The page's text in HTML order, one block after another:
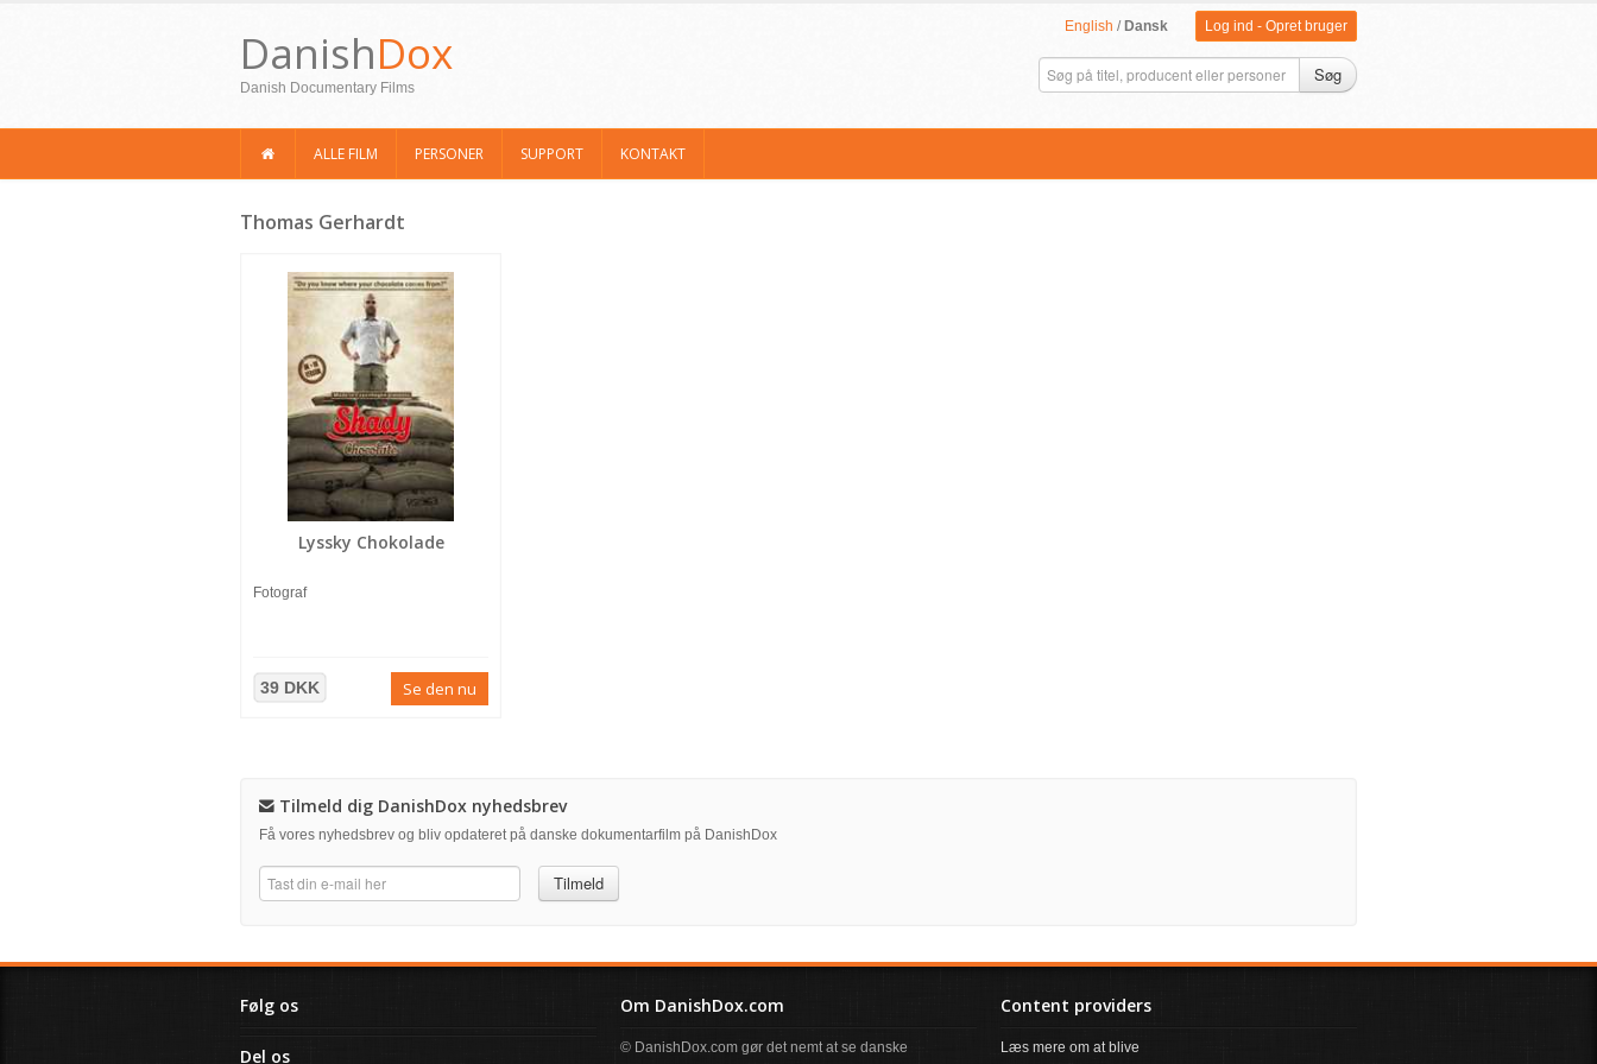
DanishDox
Danish Documentary Films
English / Dansk Log ind - Opret bruger
Søg
ALLE FILM PERSONER SUPPORT KONTAKT
Thomas Gerhardt
Lyssky Chokolade
Fotograf
39 DKK Se den nu
Tilmeld dig DanishDox nyhedsbrev
Få vores nyhedsbrev og bliv opdateret på danske dokumentarfilm på DanishDox
Tilmeld
Følg os
Del os
Om DanishDox.com
© DanishDox.com gør det nemt at se danske
Content providers
Læs mere om at blive